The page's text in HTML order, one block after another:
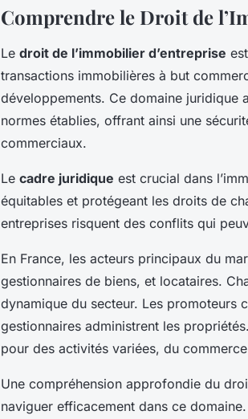
Comprendre le Droit de
Le droit de l’immobilier d’entreprise
transactions immobilières à but
développements. Ce domaine juridique
normes établies, offrant ainsi une
commerciaux.
Le cadre juridique est crucial dans
équitables et protégeant les droits de
entreprises risquent des conflits qui
En France, les acteurs principaux du
gestionnaires de biens, et locataires.
dynamique du secteur. Les promoteurs
gestionnaires administrent les
pour des activités variées, du
Une compréhension approfondie du
naviguer efficacement dans ce